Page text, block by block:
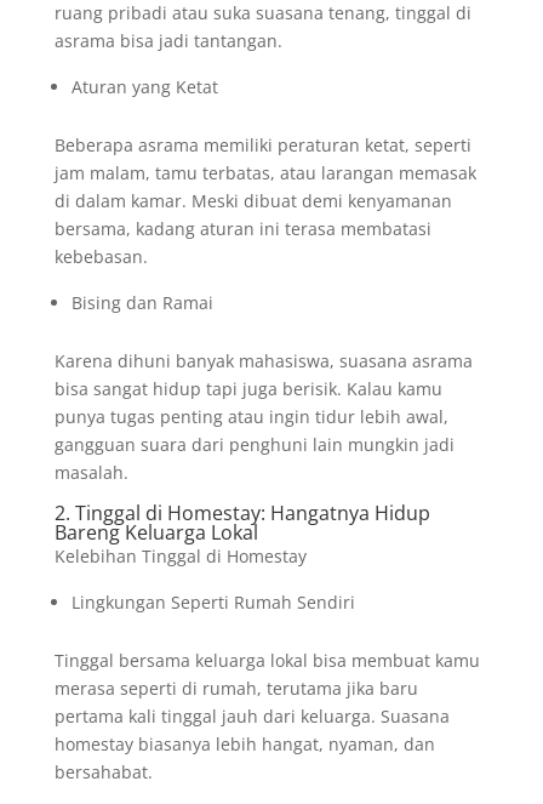
ruang pribadi atau suka suasana tenang, tinggal di
asrama bisa jadi tantangan.
Aturan yang Ketat
Beberapa asrama memiliki peraturan ketat, seperti
jam malam, tamu terbatas, atau larangan memasak
di dalam kamar. Meski dibuat demi kenyamanan
bersama, kadang aturan ini terasa membatasi
kebebasan.
Bising dan Ramai
Karena dihuni banyak mahasiswa, suasana asrama
bisa sangat hidup tapi juga berisik. Kalau kamu
punya tugas penting atau ingin tidur lebih awal,
gangguan suara dari penghuni lain mungkin jadi
masalah.
2. Tinggal di Homestay: Hangatnya Hidup
Bareng Keluarga Lokal
Kelebihan Tinggal di Homestay
Lingkungan Seperti Rumah Sendiri
Tinggal bersama keluarga lokal bisa membuat kamu
merasa seperti di rumah, terutama jika baru
pertama kali tinggal jauh dari keluarga. Suasana
homestay biasanya lebih hangat, nyaman, dan
bersahabat.